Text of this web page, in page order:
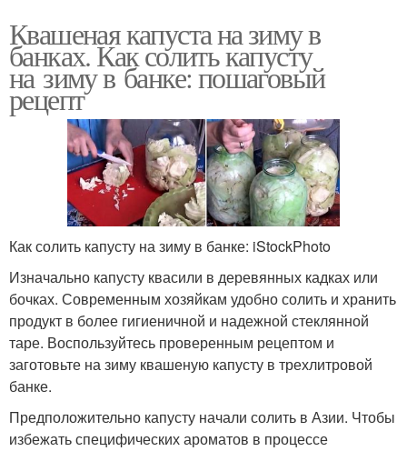
Квашеная капуста на зиму в
банках. Как солить капусту
на зиму в банке: пошаговый
рецепт
Как солить капусту на зиму в банке: iStockPhoto
Изначально капусту квасили в деревянных кадках или
бочках. Современным хозяйкам удобно солить и хранить
продукт в более гигиеничной и надежной стеклянной
таре. Воспользуйтесь проверенным рецептом и
заготовьте на зиму квашеную капусту в трехлитровой
банке.
Предположительно капусту начали солить в Азии. Чтобы
избежать специфических ароматов в процессе